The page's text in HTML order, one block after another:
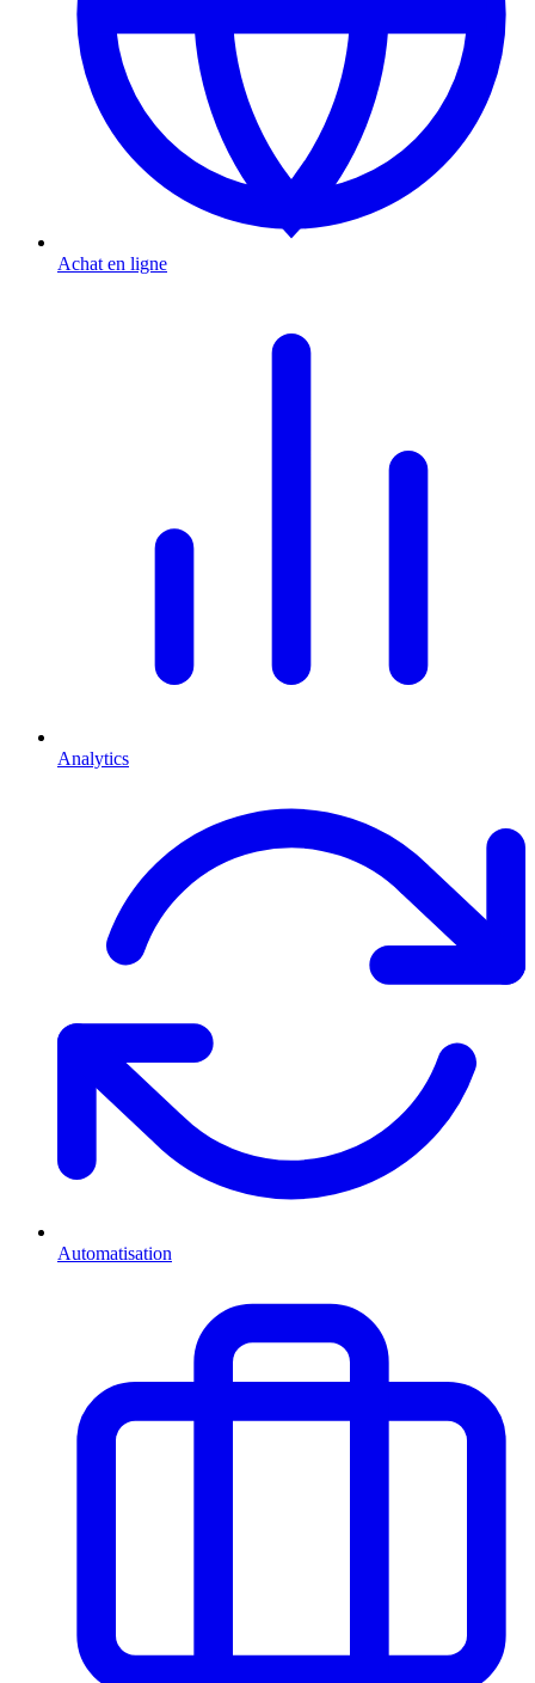
Achat en ligne
Analytics
Automatisation